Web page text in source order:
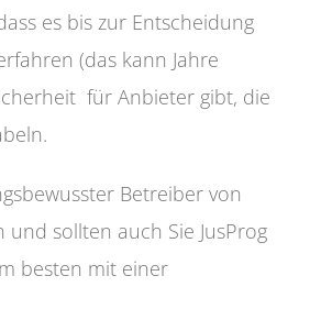
es bis zur Entscheidung
(das kann Jahre
für Anbieter gibt, die
Betreiber von
und sollten auch Sie JusProg
besten mit einer